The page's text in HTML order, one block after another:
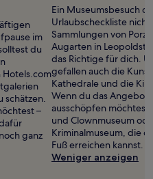
im
du
Hotels.com
schätzen.
–
ganz
Ein Museumsbesuch
Urlaubscheckliste
Sammlungen von
Augarten in
das Richtige für dich.
gefallen auch die
Kathedrale und die
Wenn du das Angebot
ausschöpfen
und Clownmuseum
Kriminalmuseum, die
Fuß erreichen kannst.
Weniger anzeigen